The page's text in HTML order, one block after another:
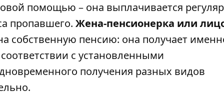
помощью – она выплачивается
пропавшего. Жена-пенсионерка или
собственную пенсию: она получает
с установленными
получения разных видов